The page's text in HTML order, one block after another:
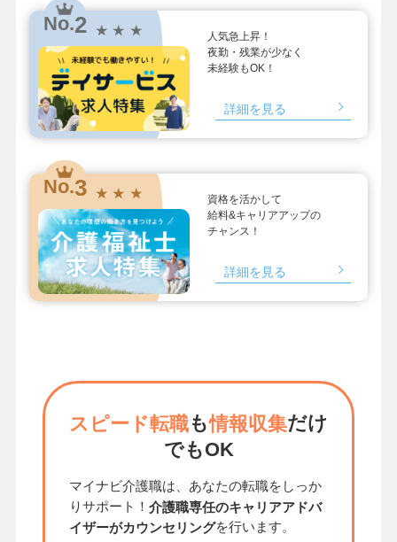
No.2 ★ ★ ★
人気急上昇！
夜勤・残業が少なく
未経験もOK！
詳細を見る
No.3 ★ ★ ★
資格を活かして
給料&キャリアアップの
チャンス！
詳細を見る
スピード転職も情報収集だけ
でもOK
マイナビ介護職は、あなたの転職をしっか
りサポート！ 介護職専任のキャリアアドバ
イザーがカウンセリングを行います。